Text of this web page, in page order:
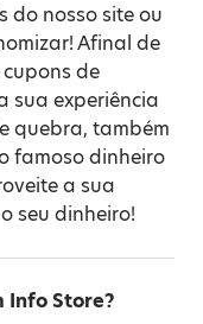
do nosso site ou
Afinal de
de
sua experiência
quebra, também
famoso dinheiro
a sua
seu dinheiro!
Info Store?